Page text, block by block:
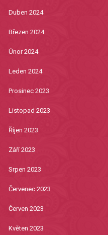
Duben 2024
Březen 2024
Únor 2024
Leden 2024
Prosinec 2023
Listopad 2023
Říjen 2023
Září 2023
Srpen 2023
Červenec 2023
Červen 2023
Květen 2023